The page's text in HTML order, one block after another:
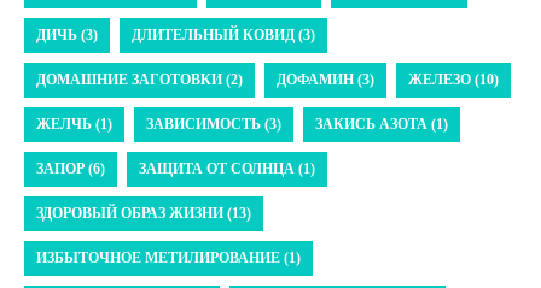
ДИЧЬ (3) ДЛИТЕЛЬНЫЙ КОВИД (3)
ДОМАШНИЕ ЗАГОТОВКИ (2) ДОФАМИН (3) ЖЕЛЕЗО (10)
ЖЕЛЧЬ (1) ЗАВИСИМОСТЬ (3) ЗАКИСЬ АЗОТА (1)
ЗАПОР (6) ЗАЩИТА ОТ СОЛНЦА (1)
ЗДОРОВЫЙ ОБРАЗ ЖИЗНИ (13)
ИЗБЫТОЧНОЕ МЕТИЛИРОВАНИЕ (1)